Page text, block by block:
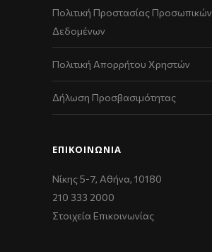
Πολιτική Προστασίας Προσωπικών
Δεδομένων
Πολιτική Απορρήτου Χρηστών
Δήλωση Προσβασιμότητας
ΕΠΙΚΟΙΝΩΝΊΑ
Νίκης 5-7, Αθήνα, 10180
210 333 2000
Στοιχεία Επικοινωνίας